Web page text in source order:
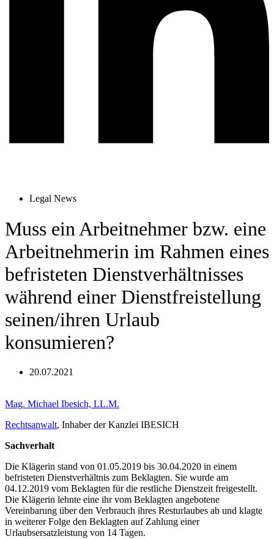
Legal News
Muss ein Arbeitnehmer bzw. eine
Arbeitnehmerin im Rahmen eines
befristeten Dienstverhältnisses
während einer Dienstfreistellung
seinen/ihren Urlaub
konsumieren?
20.07.2021
Mag. Michael Ibesich, LL.M.
Rechtsanwalt, Inhaber der Kanzlei IBESICH
Sachverhalt
Die Klägerin stand von 01.05.2019 bis 30.04.2020 in einem
befristeten Dienstverhältnis zum Beklagten. Sie wurde am
04.12.2019 vom Beklagten für die restliche Dienstzeit freigestellt.
Die Klägerin lehnte eine ihr vom Beklagten angebotene
Vereinbarung über den Verbrauch ihres Resturlaubes ab und klagte
in weiterer Folge den Beklagten auf Zahlung einer
Urlaubsersatzleistung von 14 Tagen.